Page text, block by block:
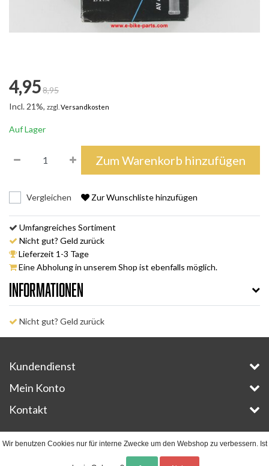
4,958,95
Incl. 21%, zzgl. Versandkosten
Auf Lager
Zum Warenkorb hinzufügen
Vergleichen Zur Wunschliste hinzufügen
Umfangreiches Sortiment
Nicht gut? Geld zurück
Lieferzeit 1-3 Tage
Eine Abholung in unserem Shop ist ebenfalls möglich.
Informationen
Nicht gut? Geld zurück
Kundendienst
Mein Konto
Kontakt
Wir benutzen Cookies nur für interne Zwecke um den Webshop zu verbessern. Ist